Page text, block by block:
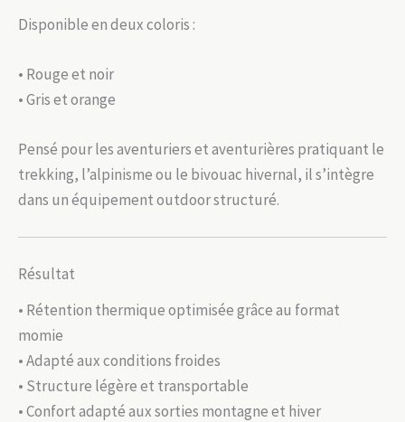
Disponible en deux coloris :
• Rouge et noir
• Gris et orange
Pensé pour les aventuriers et aventurières pratiquant le
trekking, l’alpinisme ou le bivouac hivernal, il s’intègre
dans un équipement outdoor structuré.
Résultat
• Rétention thermique optimisée grâce au format
momie
• Adapté aux conditions froides
• Structure légère et transportable
• Confort adapté aux sorties montagne et hiver